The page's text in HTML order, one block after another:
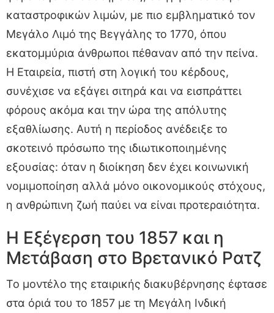
καταστροφικών λιμών, με πιο εμβληματικό τον
Μεγάλο Λιμό της Βεγγάλης το 1770, όπου
εκατομμύρια άνθρωποι πέθαναν από την πείνα.
Η Εταιρεία, πιστή στη λογική του κέρδους,
συνέχισε να εξάγει σιτηρά και να εισπράττει
φόρους ακόμα και την ώρα της απόλυτης
εξαθλίωσης. Αυτή η περίοδος ανέδειξε το
σκοτεινό πρόσωπο της ιδιωτικοποιημένης
εξουσίας: όταν η διοίκηση δεν έχει κοινωνική
νομιμοποίηση αλλά μόνο οικονομικούς στόχους,
η ανθρώπινη ζωή παύει να είναι προτεραιότητα.
Η Εξέγερση του 1857 και η
Μετάβαση στο Βρετανικό Ρατζ
Το μοντέλο της εταιρικής διακυβέρνησης έφτασε
στα όριά του το 1857 με τη Μεγάλη Ινδική